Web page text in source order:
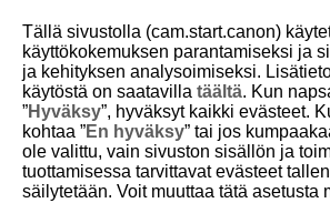
D201-024
Tulostaminen älypuhelimesta
Mopria®-tulostuspalvelun
(Android™) avulla
Tällä sivustolla (cam.start.canon)
käyttökokemuksen parantamiseksi ja
ja kehityksen analysoimiseksi.
käytöstä on saatavilla täältä. Kun
”Hyväksy”, hyväksyt kaikki evästeet.
kohtaa ”En hyväksy” tai jos
ole valittu, vain sivuston sisällön ja
tuottamisessa tarvittavat evästeet
säilytetään. Voit muuttaa tätä asetusta